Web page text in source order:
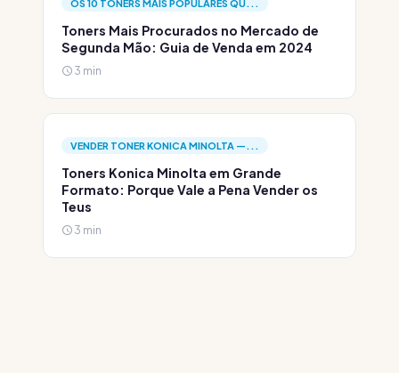
OS 10 TONERS MAIS POPULARES QU...
Toners Mais Procurados no Mercado de
Segunda Mão: Guia de Venda em 2024
3 min
VENDER TONER KONICA MINOLTA —...
Toners Konica Minolta em Grande
Formato: Porque Vale a Pena Vender os
Teus
3 min